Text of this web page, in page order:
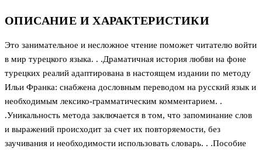
ОПИСАНИЕ И ХАРАКТЕРИСТИКИ
Это занимательное и несложное чтение поможет читателю войти
в мир турецкого языка. . .Драматичная история любви на фоне
турецких реалий адаптирована в настоящем издании по методу
Ильи Франка: снабжена дословным переводом на русский язык и
необходимым лексико-грамматическим комментарием. .
.Уникальность метода заключается в том, что запоминание слов
и выражений происходит за счет их повторяемости, без
заучивания и необходимости использовать словарь. . .Пособие